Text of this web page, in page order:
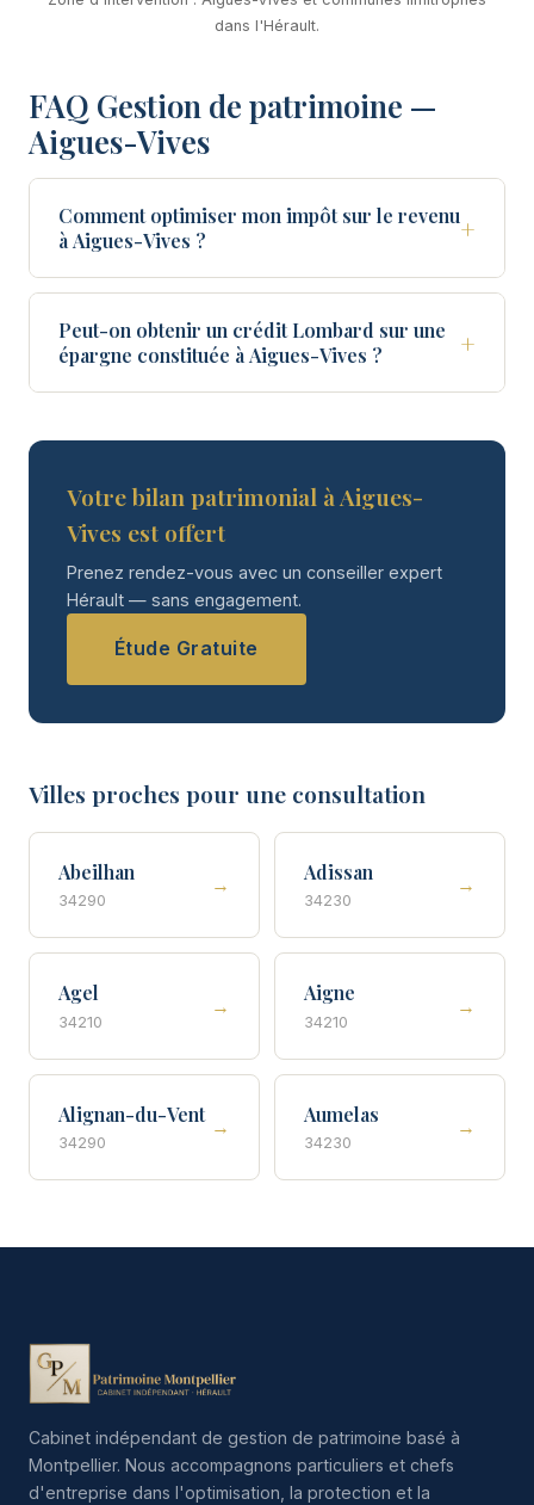
dans l'Hérault.
FAQ Gestion de patrimoine —
Aigues-Vives
Comment optimiser mon impôt sur le revenu
à Aigues-Vives ?
+
Peut-on obtenir un crédit Lombard sur une
épargne constituée à Aigues-Vives ?
+
Votre bilan patrimonial à Aigues-
Vives est offert
Prenez rendez-vous avec un conseiller expert
Hérault — sans engagement.
Étude Gratuite
Villes proches pour une consultation
Abeilhan
34290
→
Adissan
34230
→
Agel
34210
→
Aigne
34210
→
Alignan-du-Vent
34290
→
Aumelas
34230
→
Cabinet indépendant de gestion de patrimoine basé à
Montpellier. Nous accompagnons particuliers et chefs
d'entreprise dans l'optimisation, la protection et la